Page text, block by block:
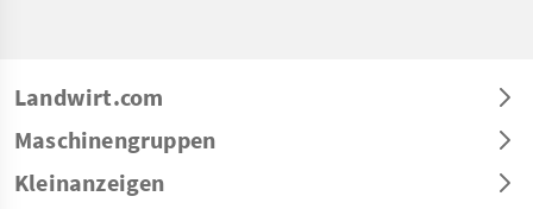
Landwirt.com
Maschinengruppen
Kleinanzeigen